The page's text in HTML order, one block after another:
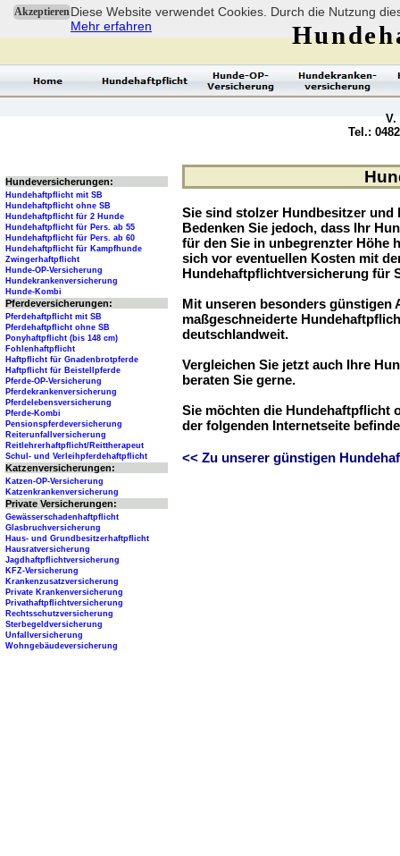
AkzeptierenDiese Website verwendet Cookies. Durch die Nutzung
Mehr erfahren
Sie sind stolzer Hundbesitzer und
Bedenken Sie jedoch, dass Ihr
für den Sie in unbegrenzter Höhe
sich vor eventuellen Kosten mit
Hundehaftpflichtversicherung für
Mit unseren besonders günstigen
maßgeschneiderte
deutschlandweit.
Vergleichen Sie jetzt auch Ihre
beraten Sie gerne.
Sie möchten die Hundehaftpflicht
der folgenden Internetseite
<< Zu unserer günstigen
V.
Tel.:
Hundeversicherungen:
Hundehaftpflicht mit SB
Hundehaftpflicht ohne SB
Hundehaftpflicht für 2 Hunde
Hundehaftpflicht für Pers. ab 55
Hundehaftpflicht für Pers. ab 60
Hundehaftpflicht für Kampfhunde
Zwingerhaftpflicht
Hunde-OP-Versicherung
Hundekrankenversicherung
Hunde-Kombi
Pferdeversicherungen:
Pferdehaftpflicht mit SB
Pferdehaftpflicht ohne SB
Ponyhaftpflicht (bis 148 cm)
Fohlenhaftpflicht
Haftpflicht für Gnadenbrotpferde
Haftpflicht für Beistellpferde
Pferde-OP-Versicherung
Pferdekrankenversicherung
Pferdelebensversicherung
Pferde-Kombi
Pensionspferdeversicherung
Reiterunfallversicherung
Reitlehrerhaftpflicht/Reittherapeut
Schul- und Verleihpferdehaftpflicht
Katzenversicherungen:
Katzen-OP-Versicherung
Katzenkrankenversicherung
Private Versicherungen:
Gewässerschadenhaftpflicht
Glasbruchversicherung
Haus- und Grundbesitzerhaftpflicht
Hausratversicherung
Jagdhaftpflichtversicherung
KFZ-Versicherung
Krankenzusatzversicherung
Private Krankenversicherung
Privathaftpflichtversicherung
Rechtsschutzversicherung
Sterbegeldversicherung
Unfallversicherung
Wohngebäudeversicherung